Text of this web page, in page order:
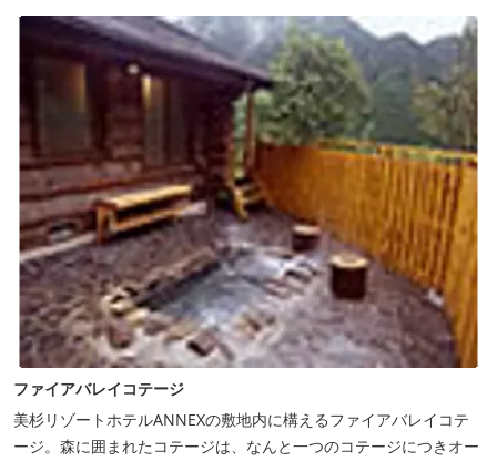
めん等のイベントも開催しています。 ５つの貸切風呂に、展望風呂
付き客室、露天風呂・ジ...
ファイアバレイコテージ
美杉リゾートホテルANNEXの敷地内に構えるファイアバレイコテ
ージ。森に囲まれたコテージは、なんと一つのコテージにつきオー